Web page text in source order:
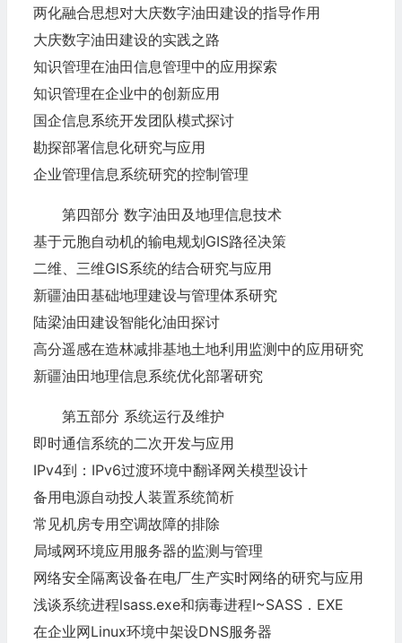
两化融合思想对大庆数字油田建设的指导作用
大庆数字油田建设的实践之路
知识管理在油田信息管理中的应用探索
知识管理在企业中的创新应用
国企信息系统开发团队模式探讨
勘探部署信息化研究与应用
企业管理信息系统研究的控制管理
第四部分 数字油田及地理信息技术
基于元胞自动机的输电规划GIS路径决策
二维、三维GIS系统的结合研究与应用
新疆油田基础地理建设与管理体系研究
陆梁油田建设智能化油田探讨
高分遥感在造林减排基地土地利用监测中的应用研究
新疆油田地理信息系统优化部署研究
第五部分 系统运行及维护
即时通信系统的二次开发与应用
IPv4到：IPv6过渡环境中翻译网关模型设计
备用电源自动投人装置系统简析
常见机房专用空调故障的排除
局域网环境应用服务器的监测与管理
网络安全隔离设备在电厂生产实时网络的研究与应用
浅谈系统进程lsass.exe和病毒进程I~SASS．EXE
在企业网Linux环境中架设DNS服务器